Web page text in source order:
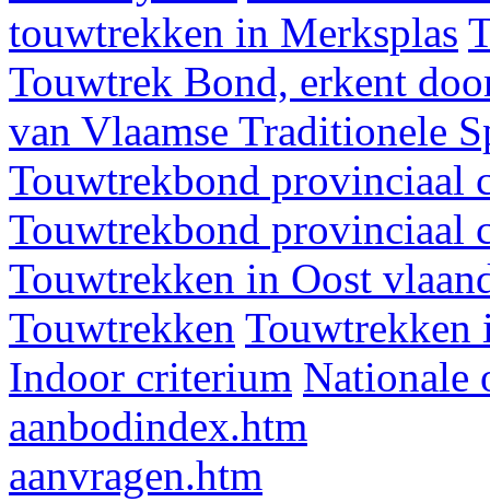
touwtrekken in Merksplas
Touwtrek Bond, erkent
van Vlaamse Traditionele
Touwtrekbond provinciaal
Touwtrekbond provinciaal
Touwtrekken in Oost
Touwtrekken Touwtrekken
Indoor criterium Nationale
aanbodindex.htm
aanvragen.htm